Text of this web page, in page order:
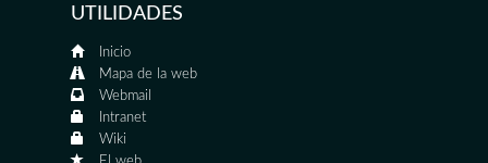
UTILIDADES
Inicio
Mapa de la web
Webmail
Intranet
Wiki